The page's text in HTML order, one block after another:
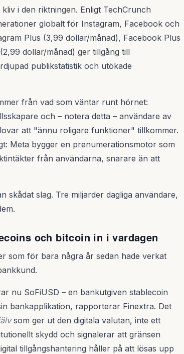
i den riktningen. Enligt TechCrunch
globalt för Instagram, Facebook och
Plus (3,99 dollar/månad), Facebook Plus
dollar/månad) ger tillgång till
publik­statistik och utökade
från vad som väntar runt hörnet:
och – notera detta – användare av
att "ännu roligare funktioner" tillkommer.
Meta bygger en prenumerationsmotor som
från användarna, snarare än att
skådat slag. Tre miljarder dagliga användare,
och bitcoin in i vardagen
som för bara några år sedan hade verkat
nu SoFiUSD – en bankutgiven stablecoin
bankapplikation, rapporterar Finextra. Det
som ger ut den digitala valutan, inte ett
skydd och signalerar att gränsen
tillgångshantering håller på att lösas upp